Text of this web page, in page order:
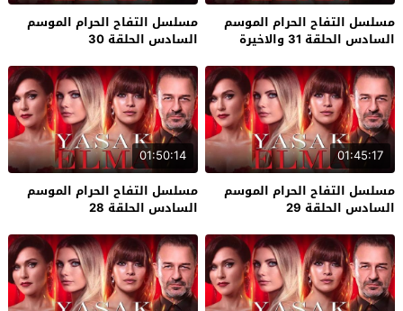
مسلسل التفاح الحرام الموسم
السادس الحلقة 31 والاخيرة
مسلسل التفاح الحرام الموسم
السادس الحلقة 30
01:45:17
مسلسل التفاح الحرام الموسم
السادس الحلقة 29
01:50:14
مسلسل التفاح الحرام الموسم
السادس الحلقة 28